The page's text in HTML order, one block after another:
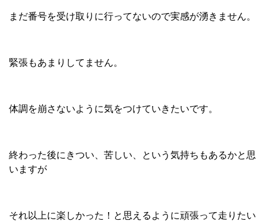
まだ番号を受け取りに行ってないので実感が湧きません。
緊張もあまりしてません。
体調を崩さないように気をつけていきたいです。
終わった後にきつい、苦しい、という気持ちもあるかと思
いますが
それ以上に楽しかった！と思えるように頑張って走りたい